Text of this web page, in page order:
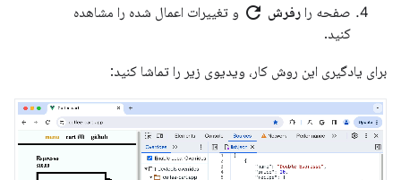
صفحه را رفرش refresh و تغییرات اعمال شده را مشاهده
کنید.
برای یادگیری این روش کار، ویدیوی زیر را تماشا کنید: